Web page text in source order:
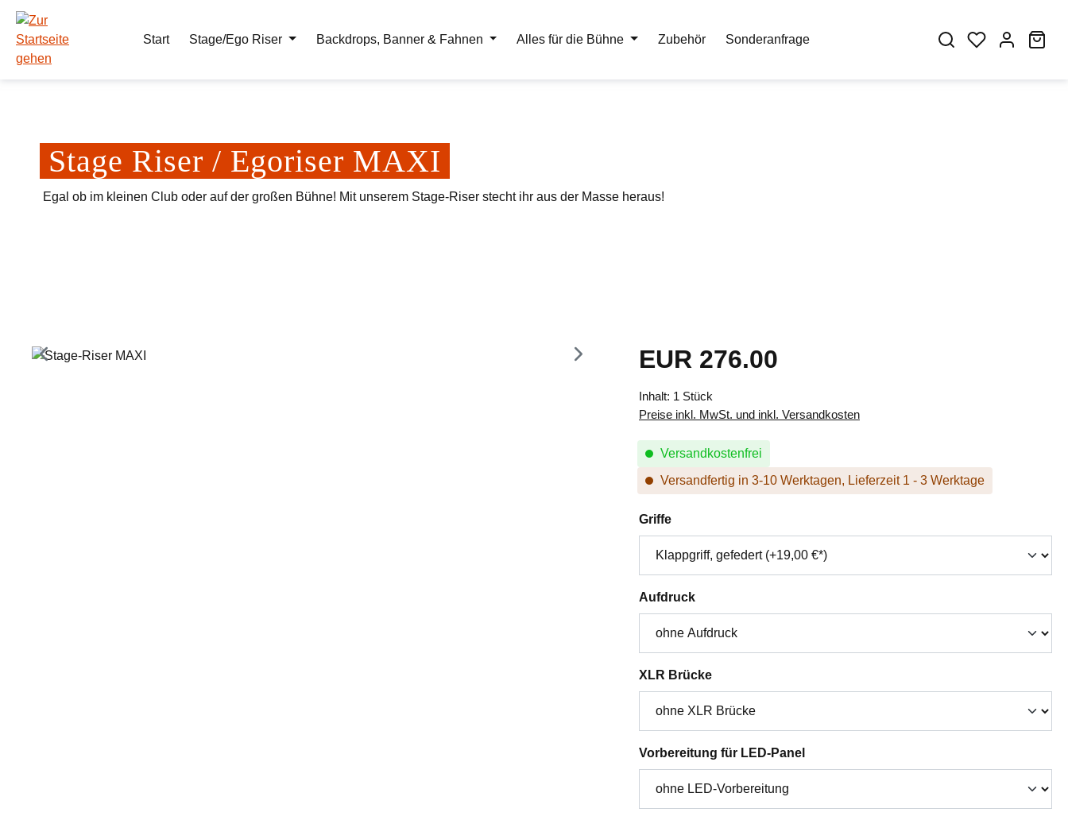
Hauptinhalt springen
Zur Suche springen
Zur Hauptnavigation springen
Start
Stage/Ego Riser Backdrops, Banner & Fahnen Alles für die Bühne Zubehör Sonderanfrage
Stage Riser / Egoriser MAXI
Egal ob im kleinen Club oder auf der großen Bühne! Mit unserem Stage-Riser stecht ihr aus der Masse heraus!
Bildergalerie überspringen Regulärer Preis:
EUR 276.00
Inhalt: 1 Stück
Preise inkl. MwSt. und inkl. Versandkosten
Versandkostenfrei
Versandfertig in 3-10 Werktagen, Lieferzeit 1 - 3 Werktage
Griffeauswählen
Aufdruckauswählen
XLR Brückeauswählen
Vorbereitung für LED-Panelauswählen